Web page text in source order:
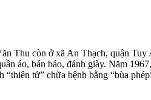
Thu còn ở xã An Thạch, quận
áo, bán báo, đánh giày. Năm
tử” chữa bệnh bằng “bùa